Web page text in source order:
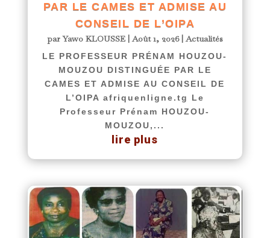
PAR LE CAMES ET ADMISE AU
CONSEIL DE L’OIPA
parYawo KLOUSSE|Août 1, 2026|Actualités
LE PROFESSEUR PRÉNAM HOUZOU-
MOUZOU DISTINGUÉE PAR LE
CAMES ET ADMISE AU CONSEIL DE
L’OIPA afriquenligne.tg Le
Professeur Prénam HOUZOU-
MOUZOU,...
lire plus